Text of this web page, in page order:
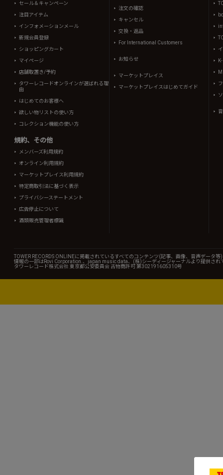
セール＆キャンペーン
注目アイテム
インフォメーションメール
新規会員登録
ショッピングカート
マイページ
店舗取置き/予約
タワーレコードオンラインが選ばれる理
由
はじめてのお客様へ
欲しい物リストの使い方
コレクション機能の使い方
規約、その他
メンバーズ利用規約
オンライン利用規約
マーケットプレイス利用規約
特定商取引法に基づく表示
プライバシーステートメント
広告停止について
酒類販売管理者標識
注文の確認
キャンセル
交換・返品
For International Customers
お知らせ
マーケットプレイス
マーケットプレイスはじめてガイド
TOWER RECORDS ONLINEに掲載されているすべてのコンテンツ(記事、画像、音声データ
情報の一部はRovi Corporation.、japan music data、(株)シーディージャーナルより提供され
タワーレコード株式会社 東京都公安委員会 古物商許可 第302191605310号